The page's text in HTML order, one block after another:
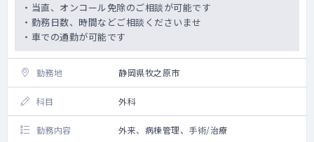
・当直、オンコール免除のご相談が可能です
・勤務日数、時間などご相談くださいませ
・車での通勤が可能です
勤務地 静岡県牧之原市
科目 外科
勤務内容 外来、病棟管理、手術/治療